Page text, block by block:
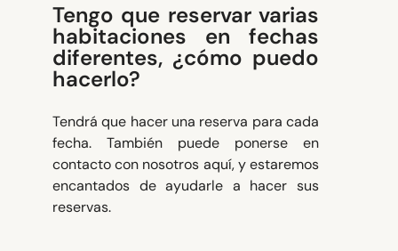
Tengo que reservar varias
habitaciones en fechas
diferentes, ¿cómo puedo
hacerlo?
Tendrá que hacer una reserva para cada
fecha. También puede ponerse en
contacto con nosotros aquí, y estaremos
encantados de ayudarle a hacer sus
reservas.